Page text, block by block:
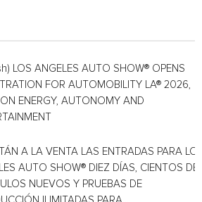
LOS ANGELES AUTO SHOW® OPENS
FOR AUTOMOBILITY LA® 2026,
ON ENERGY, AUTONOMY AND
A LA VENTA LAS ENTRADAS PARA
AUTO SHOW® DIEZ DÍAS, CIENTOS DE
NUEVOS Y PRUEBAS DE